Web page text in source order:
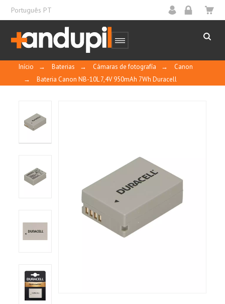
Português PT
Início → Baterias → Cámaras de fotografía →
Canon
→
Bateria Canon NB-10L 7,4V 950mAh 7Wh Duracell
Basado en 2 reseñas
Ordenar por fecha descendente
Publicado el 2/8/26, 8:23 PM